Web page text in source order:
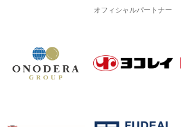
オフィシャルパートナー